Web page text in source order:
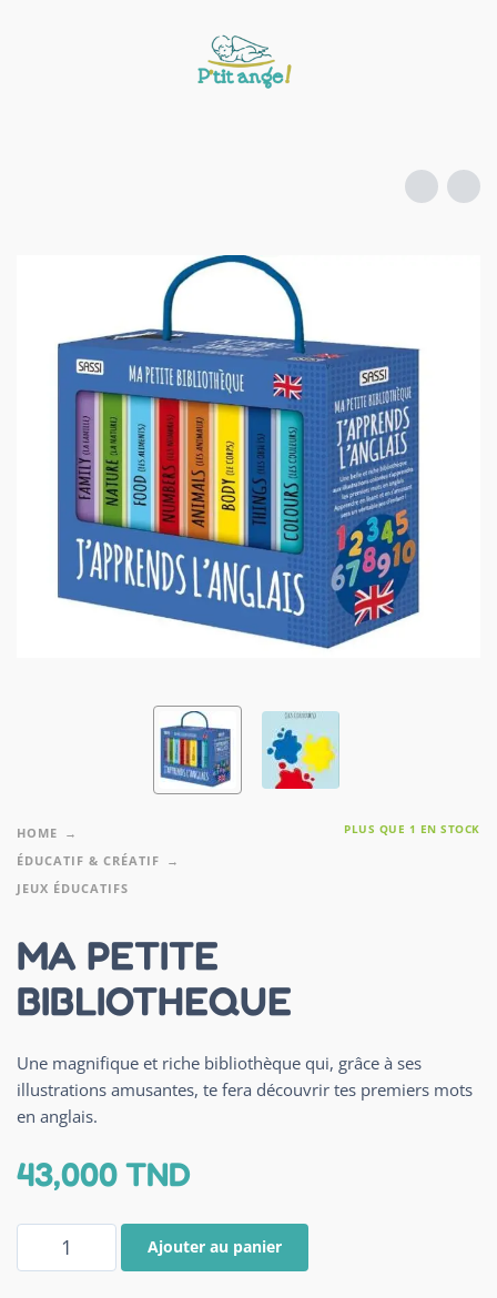
HOME
ÉDUCATIF & CRÉATIF
JEUX ÉDUCATIFS
PLUS QUE 1 EN STOCK
MA PETITE
BIBLIOTHEQUE
Une magnifique et riche bibliothèque qui, grâce à ses
illustrations amusantes, te fera découvrir tes premiers mots
en anglais.
43,000TND
Ajouter au panier